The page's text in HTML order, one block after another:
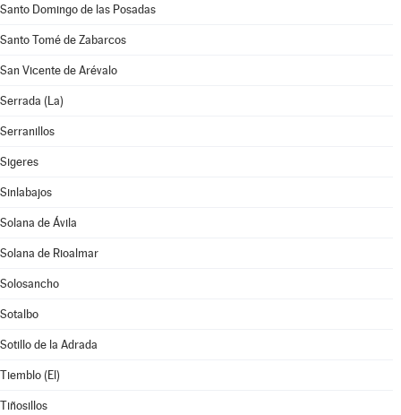
Santo Domingo de las Posadas
Santo Tomé de Zabarcos
San Vicente de Arévalo
Serrada (La)
Serranillos
Sigeres
Sinlabajos
Solana de Ávila
Solana de Rioalmar
Solosancho
Sotalbo
Sotillo de la Adrada
Tiemblo (El)
Tiñosillos